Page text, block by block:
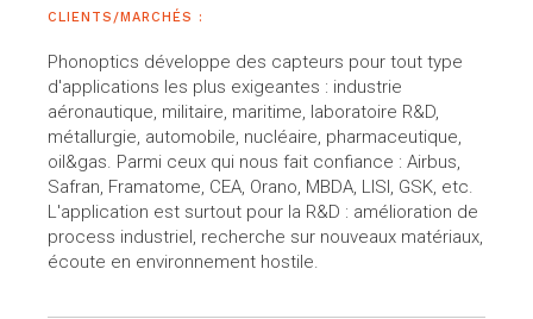
CLIENTS/MARCHÉS :
Phonoptics développe des capteurs pour tout type
d'applications les plus exigeantes : industrie
aéronautique, militaire, maritime, laboratoire R&D,
métallurgie, automobile, nucléaire, pharmaceutique,
oil&gas. Parmi ceux qui nous fait confiance : Airbus,
Safran, Framatome, CEA, Orano, MBDA, LISI, GSK, etc.
L'application est surtout pour la R&D : amélioration de
process industriel, recherche sur nouveaux matériaux,
écoute en environnement hostile.